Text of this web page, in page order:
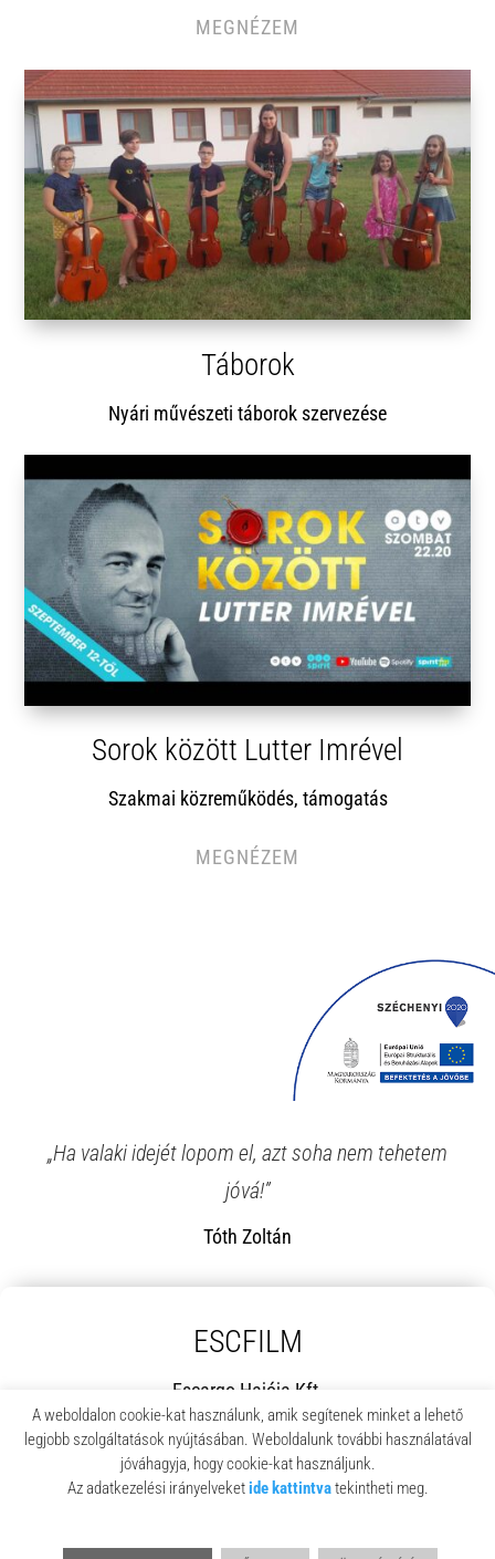
MEGNÉZEM
Táborok
Nyári művészeti táborok szervezése
Sorok között Lutter Imrével
Szakmai közreműködés, támogatás
MEGNÉZEM
„Ha valaki idejét lopom el, azt soha nem tehetem
jóvá!”
Tóth Zoltán
ESCFILM
Escargo Hajója Kft.
7633 Pécs, Endresz György u. 2/b.
tel.:+36 70 884 4004
email:info@escfilm.hu
A weboldalon cookie-kat használunk, amik segítenek minket a lehető
legjobb szolgáltatások nyújtásában. Weboldalunk további használatával
jóváhagyja, hogy cookie-kat használjunk.
Az adatkezelési irányelveketide kattintvatekintheti meg.